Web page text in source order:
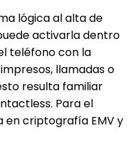
lógica al alta de
activarla dentro
teléfono con la
llamadas o
resulta familiar
Para el
en criptografía EMV y